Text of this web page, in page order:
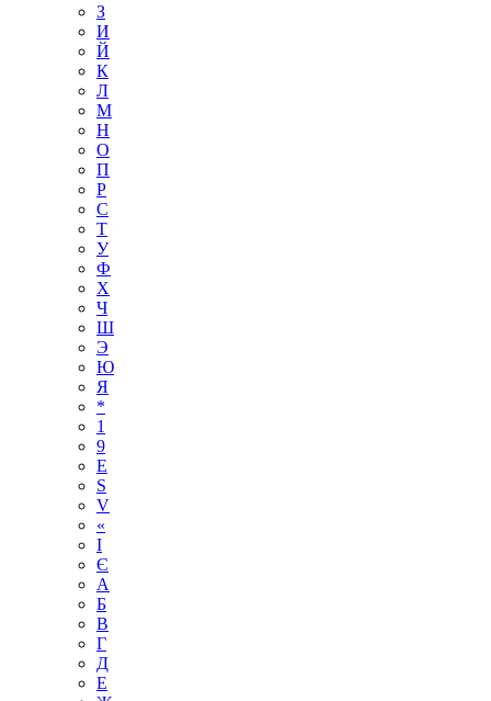
З
И
Й
К
Л
М
Н
О
П
Р
С
Т
У
Ф
Х
Ч
Ш
Э
Ю
Я
*
1
9
E
S
V
«
І
Є
А
Б
В
Г
Д
Е